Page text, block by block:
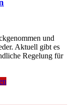
und
Aktuell gibt es
Regelung für